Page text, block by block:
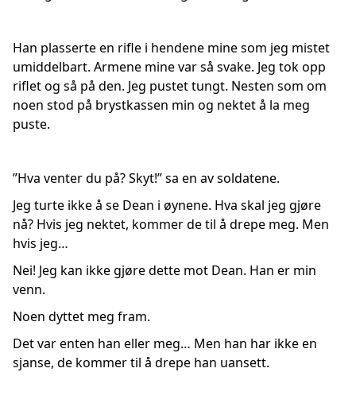
Han plasserte en rifle i hendene mine som jeg mistet
umiddelbart. Armene mine var så svake. Jeg tok opp
riflet og så på den. Jeg pustet tungt. Nesten som om
noen stod på brystkassen min og nektet å la meg
puste.
”Hva venter du på? Skyt!” sa en av soldatene.
Jeg turte ikke å se Dean i øynene. Hva skal jeg gjøre
nå? Hvis jeg nektet, kommer de til å drepe meg. Men
hvis jeg…
Nei! Jeg kan ikke gjøre dette mot Dean. Han er min
venn.
Noen dyttet meg fram.
Det var enten han eller meg… Men han har ikke en
sjanse, de kommer til å drepe han uansett.